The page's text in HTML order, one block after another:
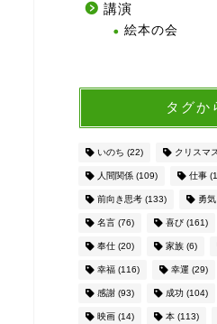
講演
絵本の会
タグか
いのち (22) クリスマス
人間関係(109) 仕事
前向き思考(133) 勇気
名言(76) 喜び(161)
奉仕(20) 家族(6)
幸福(116) 幸運 (29)
感謝(93) 成功 (104)
映画(14) 本(113)